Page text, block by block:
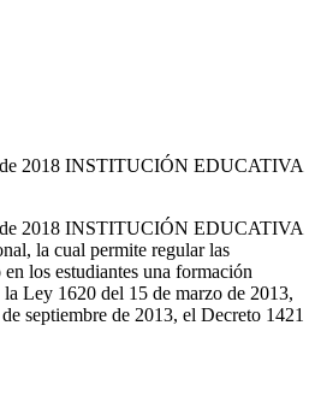
2018 INSTITUCIÓN EDUCATIVA
2018 INSTITUCIÓN EDUCATIVA
la cual permite regular las
los estudiantes una formación
Ley 1620 del 15 de marzo de 2013,
septiembre de 2013, el Decreto 1421